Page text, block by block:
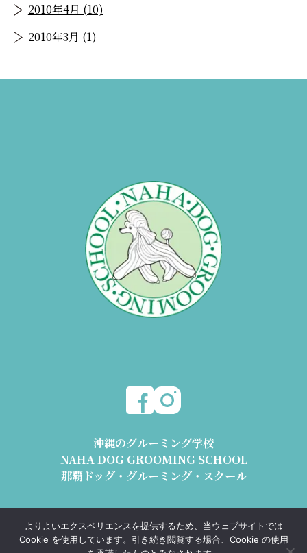
2010年4月 (10)
2010年3月 (1)
沖縄のグルーミング学校
NAHA DOG GROOMING SCHOOL
那覇ドッグ・グルーミング・スクール
〒904-2426 沖縄県うるま市与那城平安座8178-2 1階
動物取扱業 沖動保第1193号 沖動販第1193号
よりよいエクスペリエンスを提供するため、当ウェブサイトでは
Cookie を使用しています。引き続き閲覧する場合、Cookie の使用